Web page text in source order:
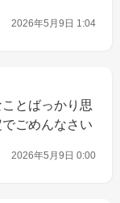
2026年5月9日 1:04
とばっかり思
ごめんなさい
2026年5月9日 0:00